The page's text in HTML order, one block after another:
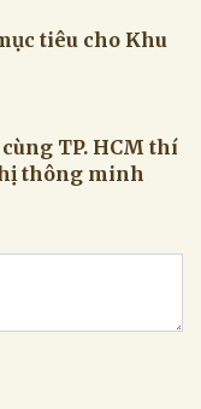
tiêu cho Khu
TP. HCM thí
thông minh